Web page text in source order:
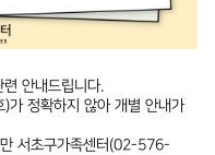
안내드립니다.
가 정확하지 않아 개별 안내가
서초구가족센터(02-576-